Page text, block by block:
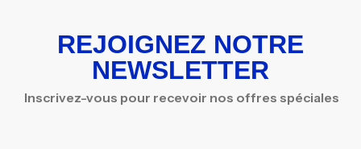
REJOIGNEZ NOTRE
NEWSLETTER
Inscrivez-vous pour recevoir nos offres spéciales